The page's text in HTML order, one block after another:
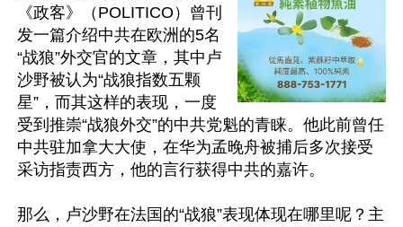
《政客》（POLITICO）曾刊
发一篇介绍中共在欧洲的5名
“战狼”外交官的文章，其中卢
沙野被认为“战狼指数五颗
星”，而其这样的表现，一度
受到推崇“战狼外交”的中共党魁的青睐。他此前曾任
中共驻加拿大大使，在华为孟晚舟被捕后多次接受
采访指责西方，他的言行获得中共的嘉许。
那么，卢沙野在法国的“战狼”表现体现在哪里呢？主